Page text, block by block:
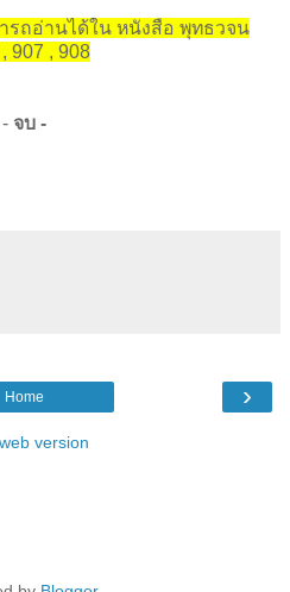
รถอ่านได้ใน หนังสือ พุทธวจน
907 , 908
-จบ -
›
Home
version